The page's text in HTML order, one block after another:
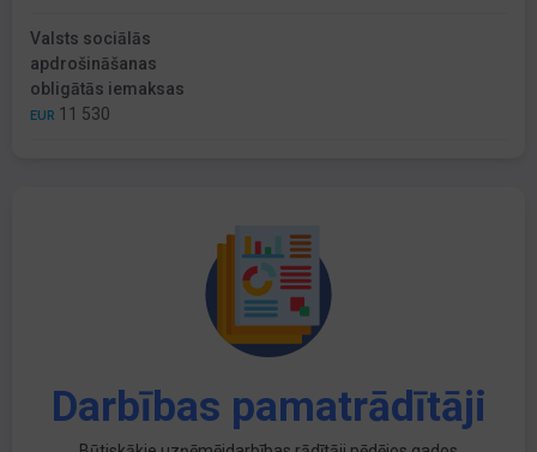
Valsts sociālās
apdrošināšanas
obligātās iemaksas
EUR 11 530
Darbības pamatrādītāji